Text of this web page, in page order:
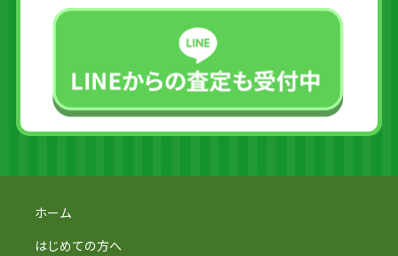
ホーム
はじめての方へ